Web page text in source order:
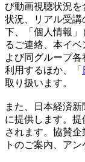
び動画視聴状況
状況、リアル受講
下、「個人情報
るご連絡、本イ
よび同グループ
利用するほか、「
取り扱います。
また、日本経済
に提供します。
されます。協賛
トのご案内、ア